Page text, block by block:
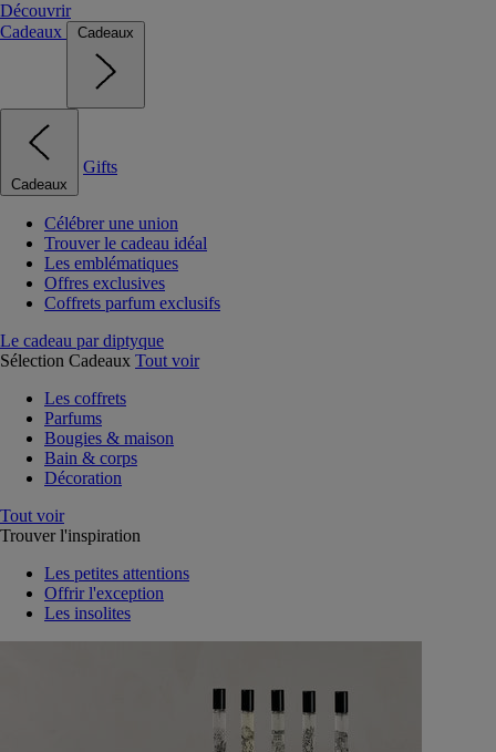
Découvrir
Cadeaux
Cadeaux
Cadeaux
Gifts
Célébrer une union
Trouver le cadeau idéal
Les emblématiques
Offres exclusives
Coffrets parfum exclusifs
Le cadeau par diptyque
Sélection Cadeaux Tout voir
Les coffrets
Parfums
Bougies & maison
Bain & corps
Décoration
Tout voir
Trouver l'inspiration
Les petites attentions
Offrir l'exception
Les insolites